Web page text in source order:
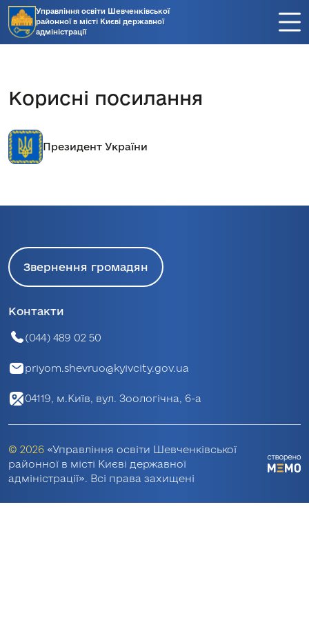
Управління освіти Шевченківської
районної в місті Києві державної
адміністрації
Корисні посилання
Президент України
Звернення громадян
Контакти
(044) 489 02 50
priyom.shevruo@kyivcity.gov.ua
04119, м.Київ, вул. Зоологічна, 6-а
© 2026 «Управління освіти Шевченківської
районної в місті Києві державної
адміністрації». Всі права захищені